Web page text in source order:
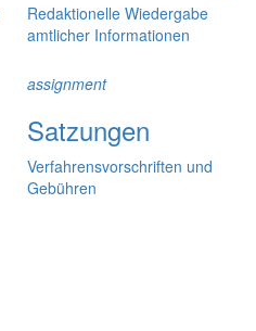
Redaktionelle Wiedergabe
amtlicher Informationen
assignment
Satzungen
Verfahrensvorschriften und
Gebühren